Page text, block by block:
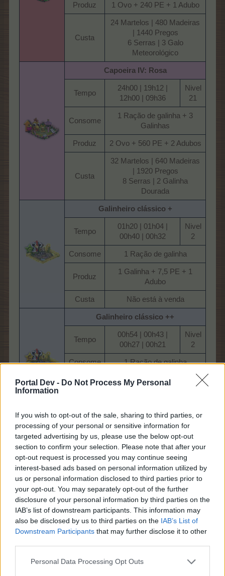
Portal Dev - Do Not Process My Personal
Information
If you wish to opt-out of the sale, sharing to third parties, or
processing of your personal or sensitive information for
targeted advertising by us, please use the below opt-out
section to confirm your selection. Please note that after your
opt-out request is processed you may continue seeing
interest-based ads based on personal information utilized by
us or personal information disclosed to third parties prior to
your opt-out. You may separately opt-out of the further
disclosure of your personal information by third parties on the
IAB’s list of downstream participants. This information may
also be disclosed by us to third parties on the IAB’s List of
Downstream Participants that may further disclose it to other
Personal Data Processing Opt Outs
Produz​ 1 Ovo + 240 PE + 1 Adubo​
Custa​
24 Martelos | 480 Madeiras
| 1440 Pregos
6 Serras | 3 Galo
Meteorológico​
Capoeira IV: Rosa
Tempo​
24h00 | 19h12 |
12h00 | 09h36​
Nivel
21​
Consome​
1 Ração de galinha + 3
Galinhas​
Produz​ 2 Ovo + 560 PE + 2 Adubos​
Custa​
32 Martelos | 640 Madeiras
| 1920 Pregos
8 Serras | 2 Galinha
Dourada​
Galinheiro clássico +
Tempo​
01h20 | 01h04 |
00h40 | 00h32​
Nivel
2​
Consome​ 1 Ração de galinha​
Produz​
1 Galinha + 7,5 PE + 1
Adubo​
Custa​ Não está à venda​
Galinheiro clássico ++
Tempo​
00h54 | 00h43 |
00h27 | 00h21​
Nivel
2​
Consome​ 1 Ração de galinha​
Produz​
1 Galinha + 10 PE + 1
Oficina de Galinhas do terror
Tempo​
21h36 | 17h16 |
2​
Consome​
1 Ração de galinha + 3
Galinhas​
Produz​ 1 Ovo + 140 PE + 1 Adubo​
Custa​
Galinha​
1
25 MC​